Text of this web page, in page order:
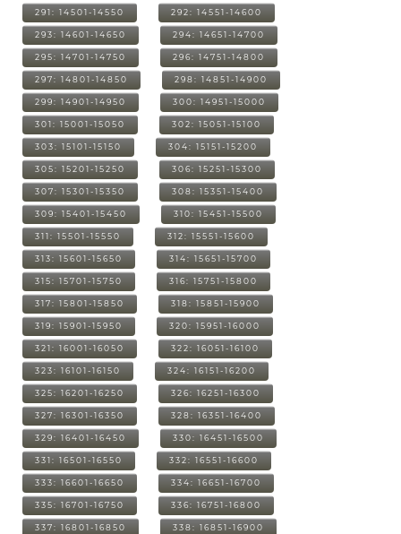
291: 14501-14550 292: 14551-14600
293: 14601-14650 294: 14651-14700
295: 14701-14750 296: 14751-14800
297: 14801-14850 298: 14851-14900
299: 14901-14950 300: 14951-15000
301: 15001-15050 302: 15051-15100
303: 15101-15150 304: 15151-15200
305: 15201-15250 306: 15251-15300
307: 15301-15350 308: 15351-15400
309: 15401-15450 310: 15451-15500
311: 15501-15550 312: 15551-15600
313: 15601-15650 314: 15651-15700
315: 15701-15750 316: 15751-15800
317: 15801-15850 318: 15851-15900
319: 15901-15950 320: 15951-16000
321: 16001-16050 322: 16051-16100
323: 16101-16150 324: 16151-16200
325: 16201-16250 326: 16251-16300
327: 16301-16350 328: 16351-16400
329: 16401-16450 330: 16451-16500
331: 16501-16550 332: 16551-16600
333: 16601-16650 334: 16651-16700
335: 16701-16750 336: 16751-16800
337: 16801-16850 338: 16851-16900